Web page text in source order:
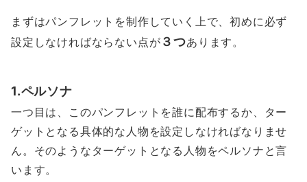
まずはパンフレットを制作していく上で、初めに必ず
設定しなければならない点が ３つあります。
1.ペルソナ
一つ目は、このパンフレットを誰に配布するか、ター
ゲットとなる具体的な人物を設定しなければなりませ
ん。そのようなターゲットとなる人物をペルソナと言
います。